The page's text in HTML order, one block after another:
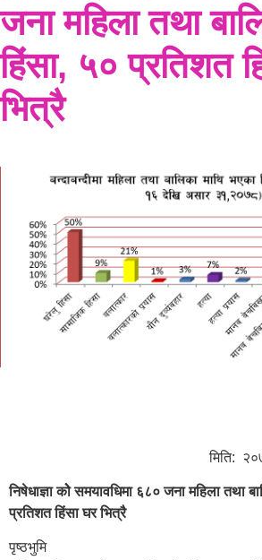
जना महिला तथा
हिंसा, ५० प्रतिशत
भित्रै
मिति: २०७८
निषेधाज्ञा कोे समयावधिमा ६८० जना महिला तथा
प्रतिशत हिंसा घर भित्रै
पृष्ठभुमि